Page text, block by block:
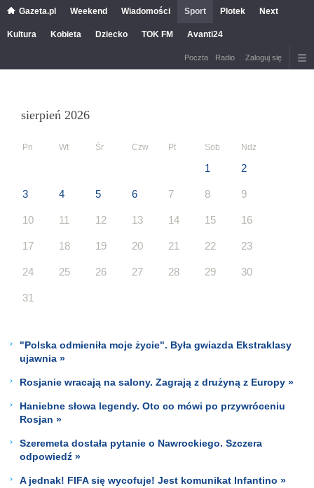
Gazeta.pl Weekend Wiadomości Sport Plotek Next
Kultura Kobieta Dziecko TOK FM Avanti24
Poczta Radio Zaloguj się
sierpień 2026
Pn Wt Śr Czw Pt Sob Ndz
1 2
3 4 5 6 7 8 9
10 11 12 13 14 15 16
17 18 19 20 21 22 23
24 25 26 27 28 29 30
31
"Polska odmieniła moje życie". Była gwiazda Ekstraklasy
ujawnia »
Rosjanie wracają na salony. Zagrają z drużyną z Europy »
Haniebne słowa legendy. Oto co mówi po przywróceniu
Rosjan »
Szeremeta dostała pytanie o Nawrockiego. Szczera
odpowiedź »
A jednak! FIFA się wycofuje! Jest komunikat Infantino »